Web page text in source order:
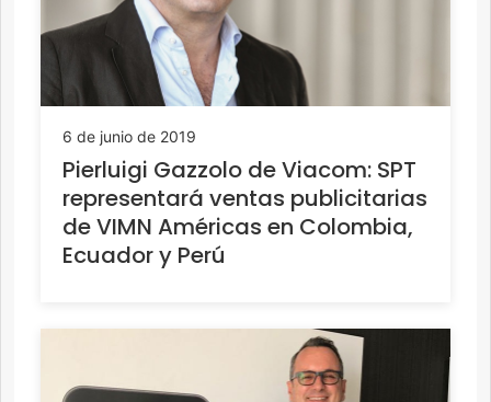
6 de junio de 2019
Pierluigi Gazzolo de Viacom: SPT
representará ventas publicitarias
de VIMN Américas en Colombia,
Ecuador y Perú